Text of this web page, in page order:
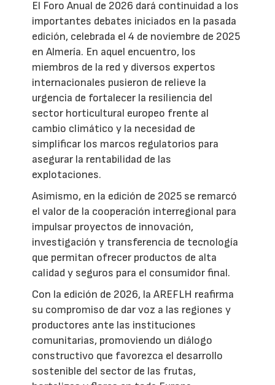
El Foro Anual de 2026 dará continuidad a los
importantes debates iniciados en la pasada
edición, celebrada el 4 de noviembre de 2025
en Almería. En aquel encuentro, los
miembros de la red y diversos expertos
internacionales pusieron de relieve la
urgencia de fortalecer la resiliencia del
sector horticultural europeo frente al
cambio climático y la necesidad de
simplificar los marcos regulatorios para
asegurar la rentabilidad de las
explotaciones.
Asimismo, en la edición de 2025 se remarcó
el valor de la cooperación interregional para
impulsar proyectos de innovación,
investigación y transferencia de tecnología
que permitan ofrecer productos de alta
calidad y seguros para el consumidor final.
Con la edición de 2026, la AREFLH reafirma
su compromiso de dar voz a las regiones y
productores ante las instituciones
comunitarias, promoviendo un diálogo
constructivo que favorezca el desarrollo
sostenible del sector de las frutas,